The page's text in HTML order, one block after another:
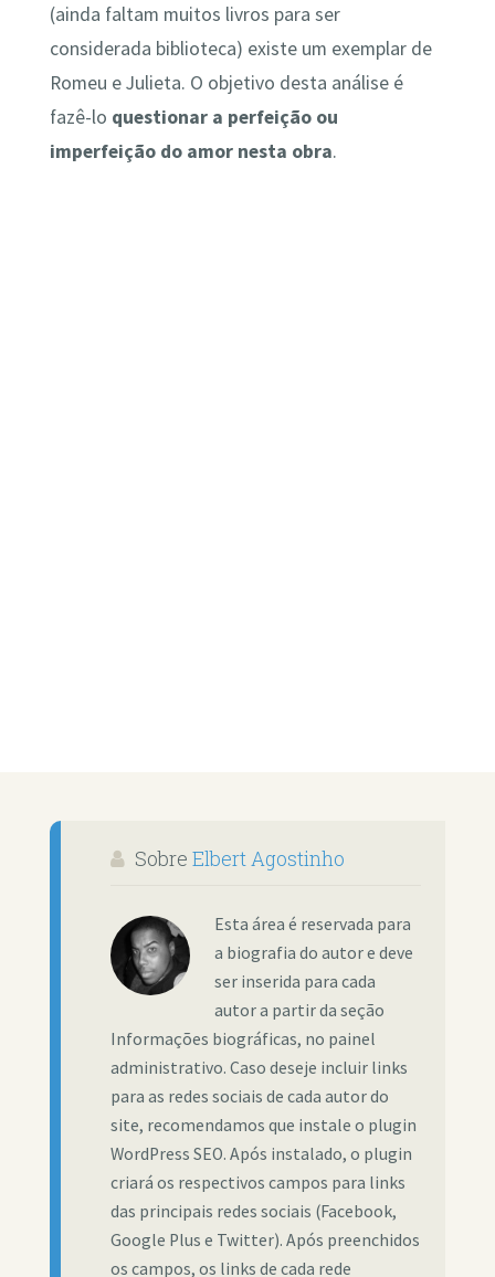
(ainda faltam muitos livros para ser
considerada biblioteca) existe um exemplar de
Romeu e Julieta. O objetivo desta análise é
fazê-lo questionar a perfeição ou
imperfeição do amor nesta obra.
Sobre Elbert Agostinho
Esta área é reservada para
a biografia do autor e deve
ser inserida para cada
autor a partir da seção
Informações biográficas, no painel
administrativo. Caso deseje incluir links
para as redes sociais de cada autor do
site, recomendamos que instale o plugin
WordPress SEO. Após instalado, o plugin
criará os respectivos campos para links
das principais redes sociais (Facebook,
Google Plus e Twitter). Após preenchidos
os campos, os links de cada rede